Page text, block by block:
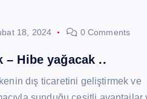
18, 2024 0 Comments
– Hibe yağacak ..
dış ticaretini geliştirmek ve